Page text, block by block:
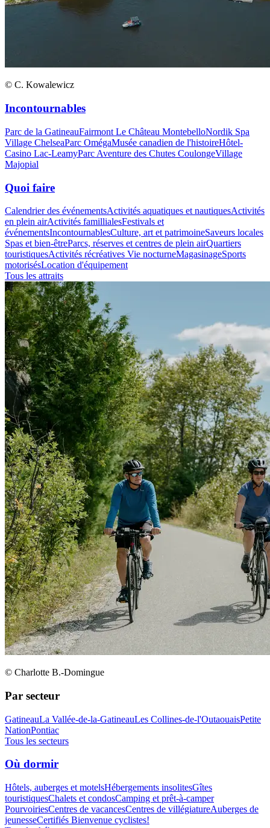
© C. Kowalewicz
Incontournables
Parc de la GatineauFairmont Le Château MontebelloNordik Spa
Village ChelseaParc OmégaMusée canadien de l'histoireHôtel-
Casino Lac-LeamyParc Aventure des Chutes CoulongeVillage
Majopial
Quoi faire
Calendrier des événementsActivités aquatiques et nautiquesActivités
en plein airActivités famillialesFestivals et
événementsIncontournablesCulture, art et patrimoineSaveurs locales
Spas et bien-êtreParcs, réserves et centres de plein airQuartiers
touristiquesActivités récréatives Vie nocturneMagasinageSports
motorisésLocation d'équipement
Tous les attraits
© Charlotte B.-Domingue
Par secteur
GatineauLa Vallée-de-la-GatineauLes Collines-de-l'OutaouaisPetite
NationPontiac
Tous les secteurs
Où dormir
Hôtels, auberges et motelsHébergements insolitesGîtes
touristiquesChalets et condosCamping et prêt-à-camper
PourvoiriesCentres de vacancesCentres de villégiatureAuberges de
jeunesseCertifiés Bienvenue cyclistes!